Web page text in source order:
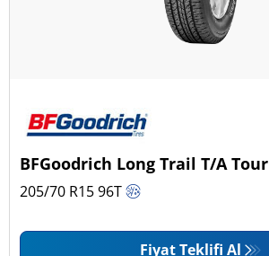
BFGoodrich Long Trail T/A Tour
205/70 R1596T
Fiyat Teklifi Al